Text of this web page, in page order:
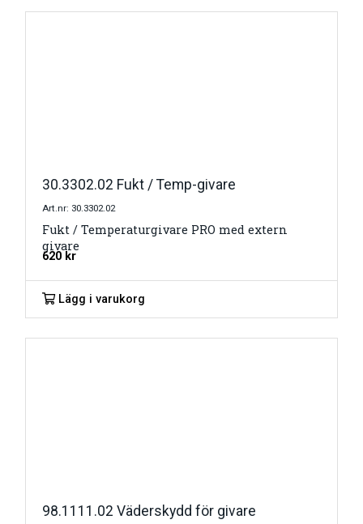
30.3302.02 Fukt / Temp-givare
Art.nr: 30.3302.02
Fukt / Temperaturgivare PRO med extern
givare
620 kr
Lägg i varukorg
98.1111.02 Väderskydd för givare